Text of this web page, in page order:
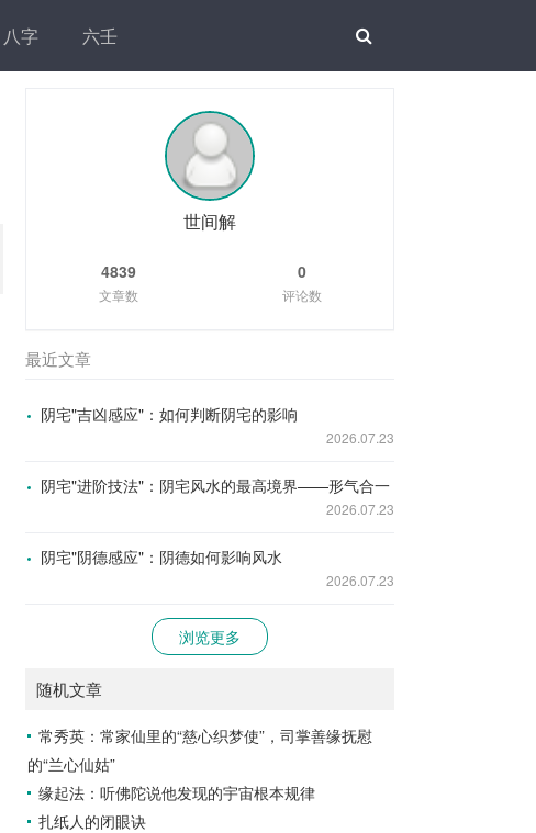
八字 六壬
世间解
4839
文章数
0
评论数
最近文章
阴宅"吉凶感应"：如何判断阴宅的影响
2026.07.23
阴宅"进阶技法"：阴宅风水的最高境界——形气合一
2026.07.23
阴宅"阴德感应"：阴德如何影响风水
2026.07.23
浏览更多
随机文章
常秀英：常家仙里的“慈心织梦使”，司掌善缘抚慰
的“兰心仙姑”
缘起法：听佛陀说他发现的宇宙根本规律
扎纸人的闭眼诀